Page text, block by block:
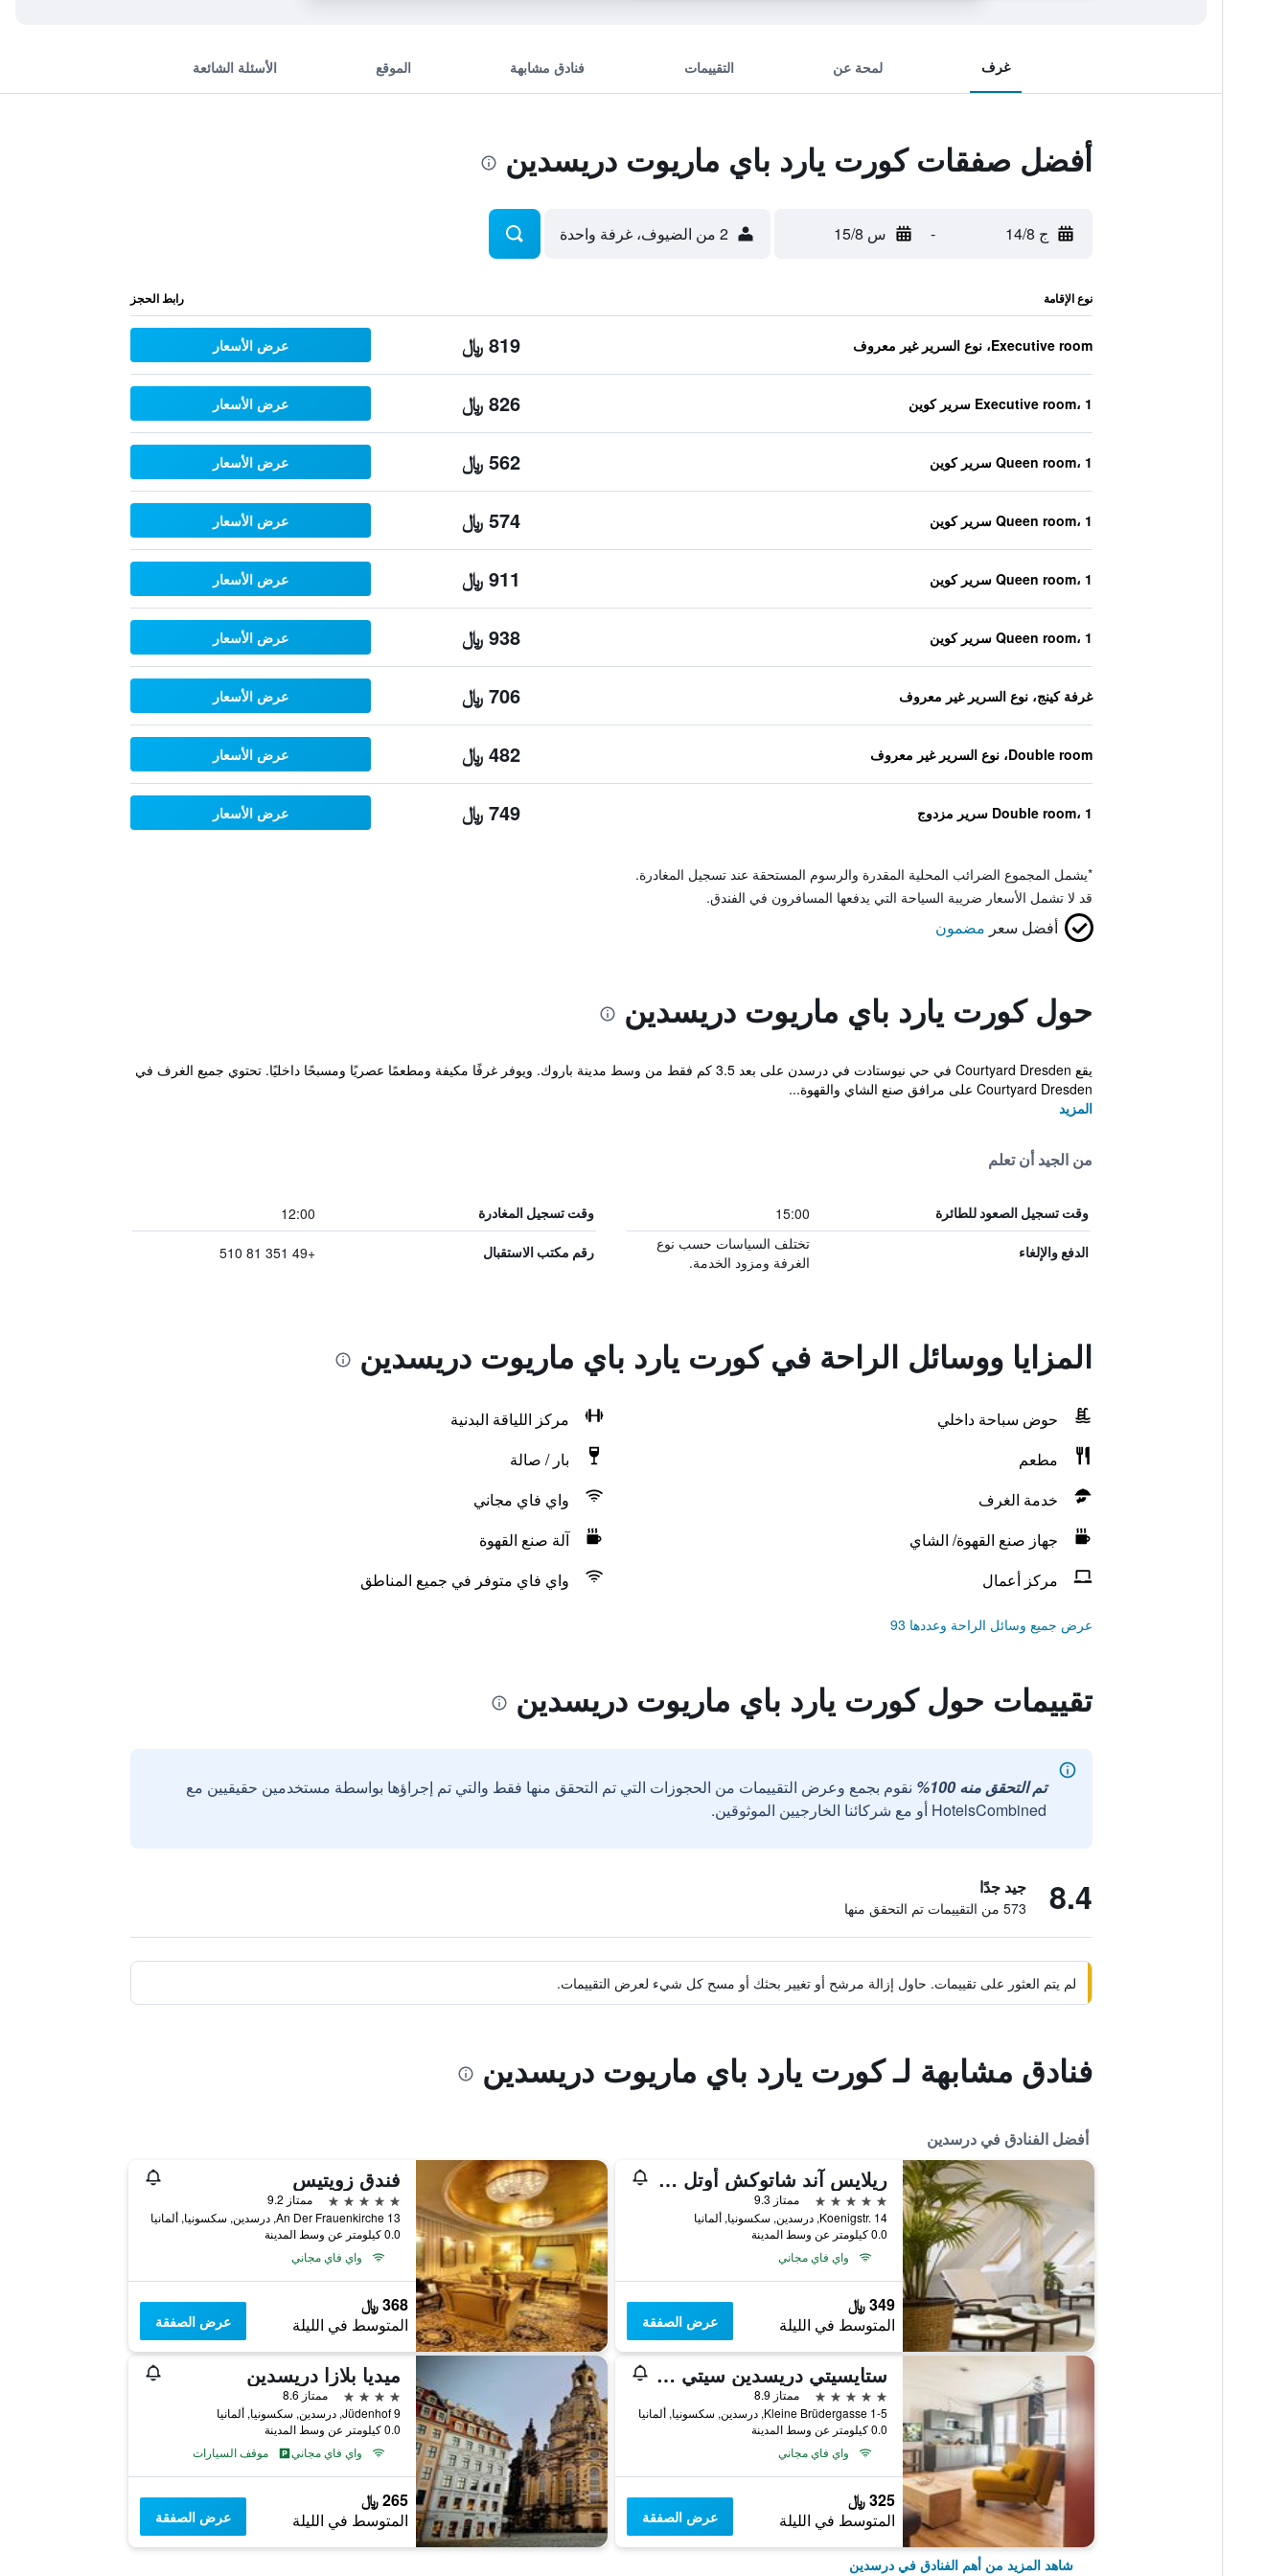
غرف لمحة عن التقييمات فنادق مشابهة الموقع الأسئلة الشائعة
أفضل صفقات كورت يارد باي ماريوت دريسدين
ج 14/8 - س 15/8 2 من الضيوف، غرفة واحدة
نوع الإقامة رابط الحجز
Executive room، نوع السرير غير معروف 819 ﷼ عرض الأسعار
Executive room، 1 سرير كوين 826 ﷼ عرض الأسعار
Queen room، 1 سرير كوين 562 ﷼ عرض الأسعار
Queen room، 1 سرير كوين 574 ﷼ عرض الأسعار
Queen room، 1 سرير كوين 911 ﷼ عرض الأسعار
Queen room، 1 سرير كوين 938 ﷼ عرض الأسعار
غرفة كينج، نوع السرير غير معروف 706 ﷼ عرض الأسعار
Double room، نوع السرير غير معروف 482 ﷼ عرض الأسعار
Double room، 1 سرير مزدوج 749 ﷼ عرض الأسعار
*يشمل المجموع الضرائب المحلية المقدرة والرسوم المستحقة عند تسجيل المغادرة.
قد لا تشمل الأسعار ضريبة السياحة التي يدفعها المسافرون في الفندق.
أفضل سعر مضمون
حول كورت يارد باي ماريوت دريسدين
يقع Courtyard Dresden في حي نيوستادت في درسدن على بعد 3.5 كم فقط من وسط مدينة باروك. ويوفر غرفًا مكيفة ومطعمًا عصريًا ومسبحًا داخليًا. تحتوي جميع الغرف في
Courtyard Dresden على مرافق صنع الشاي والقهوة...
المزيد
من الجيد أن تعلم
وقت تسجيل الصعود للطائرة 15:00 وقت تسجيل المغادرة 12:00
الدفع والإلغاء
تختلف السياسات حسب نوع
الغرفة ومزود الخدمة.
رقم مكتب الاستقبال +49 351 81 510
المزايا ووسائل الراحة في كورت يارد باي ماريوت دريسدين
حوض سباحة داخلي
مركز اللياقة البدنية
مطعم
بار / صالة
خدمة الغرف
واي فاي مجاني
جهاز صنع القهوة/ الشاي
آلة صنع القهوة
مركز أعمال
واي فاي متوفر في جميع المناطق
عرض جميع وسائل الراحة وعددها 93
تقييمات حول كورت يارد باي ماريوت دريسدين
تم التحقق منه 100%
نقوم بجمع وعرض التقييمات من الحجوزات التي تم التحقق منها فقط والتي تم إجراؤها بواسطة مستخدمين حقيقيين مع
HotelsCombined أو مع شركائنا الخارجيين الموثوقين.
8.4 جيد جدًا
573 من التقييمات تم التحقق منها
لم يتم العثور على تقييمات. حاول إزالة مرشح أو تغيير بحثك أو مسح كل شيء لعرض التقييمات.
فنادق مشابهة لـ كورت يارد باي ماريوت دريسدين
أفضل الفنادق في درسدين
ريلايس آند شاتوكش أوتل بيلو باليه
5 نجوم
ممتاز 9.3
Koenigstr. 14, درسدين, سكسونيا, ألمانيا
0.0 كيلومتر عن وسط المدينة
واي فاي مجاني
349 ﷼
المتوسط في الليلة عرض الصفقة
فندق زويتيس
5 نجوم
ممتاز 9.2
An Der Frauenkirche 13, درسدين, سكسونيا, ألمانيا
0.0 كيلومتر عن وسط المدينة
واي فاي مجاني
368 ﷼
المتوسط في الليلة عرض الصفقة
ستايسيتي دريسدين سيتي سنتر
5 نجوم
ممتاز 8.9
Kleine Brüdergasse 1-5, درسدين, سكسونيا, ألمانيا
0.0 كيلومتر عن وسط المدينة
واي فاي مجاني
325 ﷼
المتوسط في الليلة عرض الصفقة
ٔميديا بلازا دريسدين
4 نجوم
ممتاز 8.6
Jüdenhof 9, درسدين, سكسونيا, ألمانيا
0.0 كيلومتر عن وسط المدينة
واي فاي مجاني
موقف السيارات
265 ﷼
المتوسط في الليلة عرض الصفقة
شاهد المزيد من أهم الفنادق في درسدين